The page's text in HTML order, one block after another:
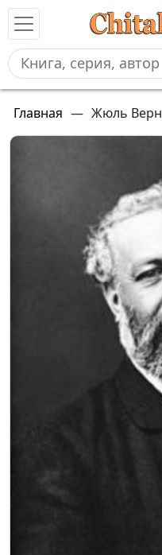
Главная — Жюль Верн